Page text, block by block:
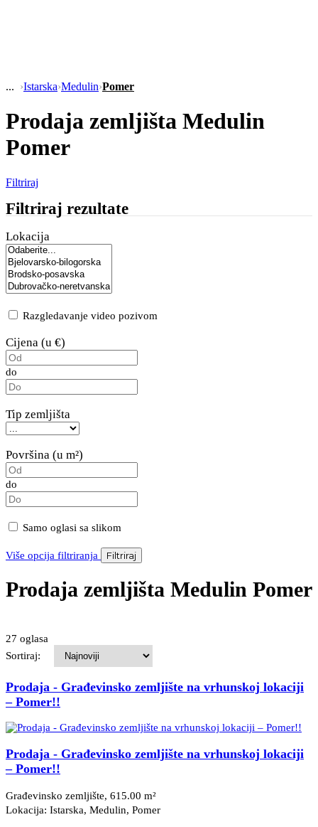
›Istarska›Medulin›Pomer
Prodaja zemljišta Medulin
Pomer
Filtriraj
Filtriraj rezultate
Lokacija
Razgledavanje video pozivom
Cijena (u €)
do
Tip zemljišta
Površina (u m²)
do
Samo oglasi sa slikom
Više opcija filtriranja Filtriraj
Prodaja zemljišta Medulin Pomer
27 oglasa
Sortiraj:
Prodaja - Građevinsko zemljište na vrhunskoj lokaciji
– Pomer!!
Prodaja - Građevinsko zemljište na vrhunskoj lokaciji
– Pomer!!
Građevinsko zemljište, 615.00 m²
Lokacija: Istarska, Medulin, Pomer